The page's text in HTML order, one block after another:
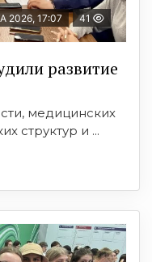
2026, 17:07 41
развитие
медицинских
структур и ...